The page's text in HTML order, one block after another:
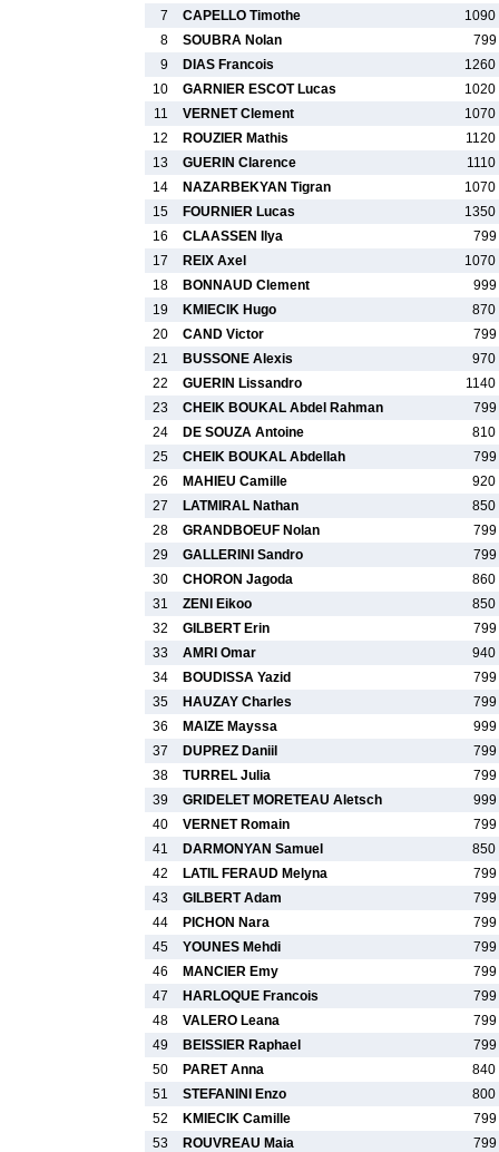
7
CAPELLO Timothe
1090
8
SOUBRA Nolan
799
9
DIAS Francois
1260
10
GARNIER ESCOT Lucas
1020
11
VERNET Clement
1070
12
ROUZIER Mathis
1120
13
GUERIN Clarence
1110
14
NAZARBEKYAN Tigran
1070
15
FOURNIER Lucas
1350
16
CLAASSEN Ilya
799
17
REIX Axel
1070
18
BONNAUD Clement
999
19
KMIECIK Hugo
870
20
CAND Victor
799
21
BUSSONE Alexis
970
22
GUERIN Lissandro
1140
23
CHEIK BOUKAL Abdel Rahman
799
24
DE SOUZA Antoine
810
25
CHEIK BOUKAL Abdellah
799
26
MAHIEU Camille
920
27
LATMIRAL Nathan
850
28
GRANDBOEUF Nolan
799
29
GALLERINI Sandro
799
30
CHORON Jagoda
860
31
ZENI Eikoo
850
32
GILBERT Erin
799
33
AMRI Omar
940
34
BOUDISSA Yazid
799
35
HAUZAY Charles
799
36
MAIZE Mayssa
999
37
DUPREZ Daniil
799
38
TURREL Julia
799
39
GRIDELET MORETEAU Aletsch
999
40
VERNET Romain
799
41
DARMONYAN Samuel
850
42
LATIL FERAUD Melyna
799
43
GILBERT Adam
799
44
PICHON Nara
799
45
YOUNES Mehdi
799
46
MANCIER Emy
799
47
HARLOQUE Francois
799
48
VALERO Leana
799
49
BEISSIER Raphael
799
50
PARET Anna
840
51
STEFANINI Enzo
800
52
KMIECIK Camille
799
53
ROUVREAU Maia
799